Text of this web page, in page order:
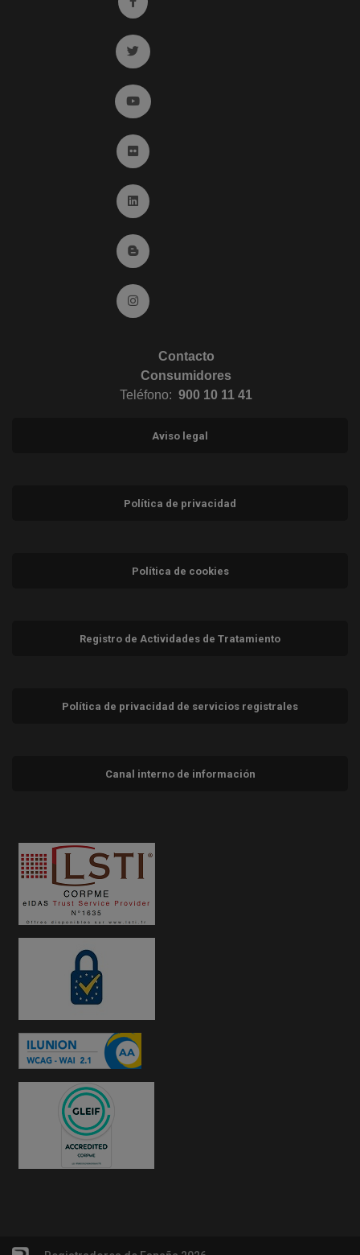
Ir a twitter (abre en ventana nueva)
Ir a YouTube (abre en ventana nueva)
Ir a Flickr (abre en ventana nueva)
Ir a Linkedin (abre en ventana nueva)
Ir al Blog (abre en ventana nueva)
Ir a Instagram (abre en ventana nueva)
Contacto
Consumidores
Teléfono: 900 10 11 41
Aviso legal
Política de privacidad
Política de cookies
Registro de Actividades de Tratamiento
Política de privacidad de servicios registrales
Canal interno de información